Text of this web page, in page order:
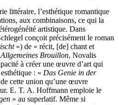
littéraire, l’esthétique romantique
aux combinaisons, ce qui la
artistique. Dans
conçoit précisément le roman
») de « récit, [de] chant et
Allgemeines Brouillon, Novalis
à créer une œuvre d’art qui
: « Das Genie in der
cette union qu’une œuvre
E. T. A. Hoffmann emploie le
» au superlatif. Même si